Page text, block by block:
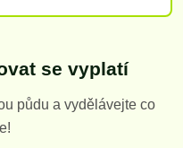
se vyplatí
půdu a vydělávejte co